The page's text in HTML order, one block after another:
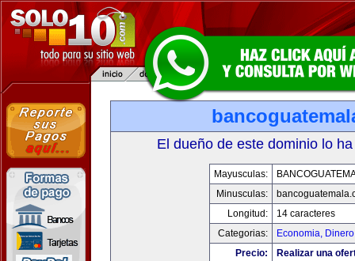
El dueño de este dominio lo
Mayusculas:
Minusculas:
Longitud:
14 caracteres
Categorias:
Economia,
Precio:
Realizar una